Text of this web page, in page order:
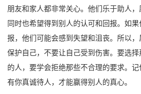
朋友和家人都非常关心。他们乐于助人
同时也希望得到别人的认可和回报。如
报，他们可能会感到失望和沮丧。所以
保护自己，不要让自己受到伤害。要选
的人，要学会拒绝那些不合理的要求。记
有你真诚待人，才能赢得别人的真心。